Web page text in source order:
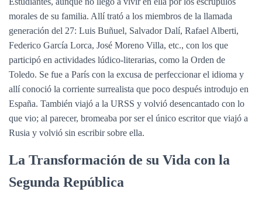
morales de su familia. Allí trató a los miembros de la llamada
generación del 27: Luis Buñuel, Salvador Dalí, Rafael Alberti,
Federico García Lorca, José Moreno Villa, etc., con los que
participó en actividades lúdico-literarias, como la Orden de
Toledo. Se fue a París con la excusa de perfeccionar el idioma y
allí conoció la corriente surrealista que poco después introdujo en
España. También viajó a la URSS y volvió desencantado con lo
que vio; al parecer, bromeaba por ser el único escritor que viajó a
Rusia y volvió sin escribir sobre ella.
La Transformación de su Vida con la
Segunda República